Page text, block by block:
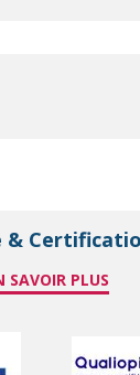
&
SAVOIR PLUS